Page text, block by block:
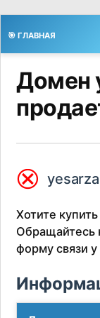
🎯 ГЛАВНАЯ
Домен
⮿
Хотите
Обращайтесь
форму связи у